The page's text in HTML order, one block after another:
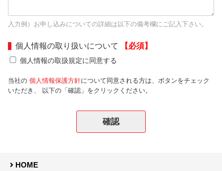
入力例）お申し込みについての詳細は以下の備考欄にご記入下さい。
個人情報の取り扱いについて 【必須】
個人情報の取扱規定に同意する
当社の 個人情報保護方針について同意される方は、ボタンをチェック
いただき、 以下の「確認」をクリックください。
HOME